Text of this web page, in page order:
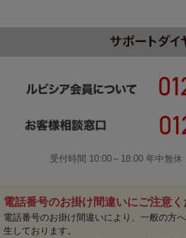
受付時間 10:00～18:00 年中無休
電話番号のお掛け間違いにご注意く
電話番号のお掛け間違いにより、一般の方
生しております。